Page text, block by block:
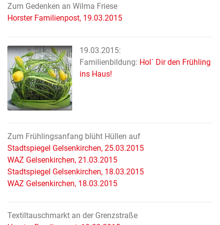
Zum Gedenken an Wilma Friese
Horster Familienpost, 19.03.2015
19.03.2015:
Familienbildung: Hol´ Dir den Frühling
ins Haus!
Zum Frühlingsanfang blüht Hüllen auf
Stadtspiegel Gelsenkirchen, 25.03.2015
WAZ Gelsenkirchen, 21.03.2015
Stadtspiegel Gelsenkirchen, 18.03.2015
WAZ Gelsenkirchen, 18.03.2015
Textiltauschmarkt an der Grenzstraße